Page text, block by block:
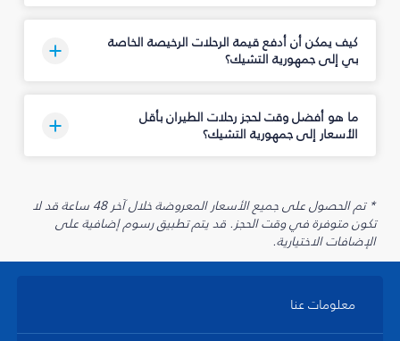
كيف يمكن أن أدفع قيمة الرحلات الرخيصة الخاصة
بي إلى جمهورية التشيك؟
ما هو أفضل وقت لحجز رحلات الطيران بأقل
الأسعار إلى جمهورية التشيك؟
* تم الحصول على جميع الأسعار المعروضة خلال آخر 48 ساعة قد لا
تكون متوفرة في وقت الحجز. قد يتم تطبيق رسوم إضافية على
الإضافات الاختيارية.
معلومات عنا